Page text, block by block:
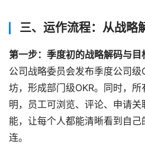
三、运作流程：从战略
第一步：季度初的战略解码与目
公司战略委员会发布季度公司
坊，形成部门级OKR。同时，所
明，员工可浏览、评论、申请关
能，让每个人都能清晰看到自
连。